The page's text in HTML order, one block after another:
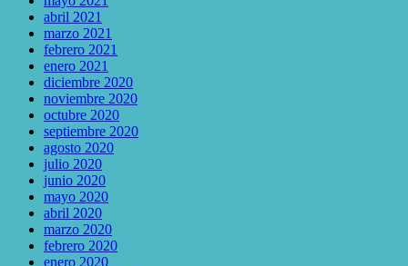
abril 2021
marzo 2021
febrero 2021
enero 2021
diciembre 2020
noviembre 2020
octubre 2020
septiembre 2020
agosto 2020
julio 2020
junio 2020
mayo 2020
abril 2020
marzo 2020
febrero 2020
enero 2020